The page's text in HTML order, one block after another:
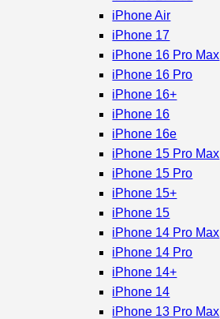
iPhone Air
iPhone 17
iPhone 16 Pro Max
iPhone 16 Pro
iPhone 16+
iPhone 16
iPhone 16e
iPhone 15 Pro Max
iPhone 15 Pro
iPhone 15+
iPhone 15
iPhone 14 Pro Max
iPhone 14 Pro
iPhone 14+
iPhone 14
iPhone 13 Pro Max